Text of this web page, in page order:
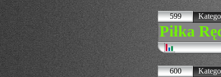
599
Piłka
600